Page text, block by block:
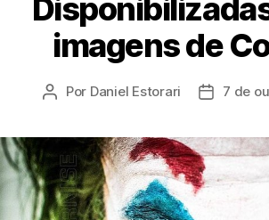
imagens de
Autor
Por Daniel Estorari
Data7 de